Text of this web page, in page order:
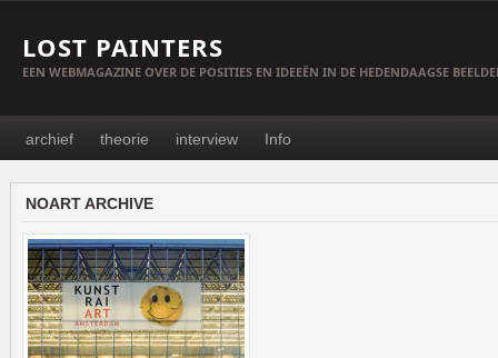
LOST PAINTERS
EEN WEBMAGAZINE OVER DE POSITIES EN IDEEËN IN DE HEDENDAAGSE
archief theorie interview Info
NOART ARCHIVE